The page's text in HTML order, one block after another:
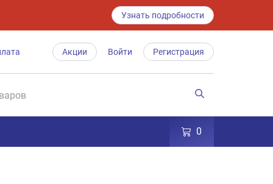
Узнать подробности
Акции Войти Регистрация
0